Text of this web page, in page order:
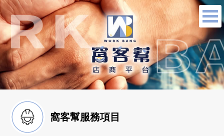
窩客幫服務項目